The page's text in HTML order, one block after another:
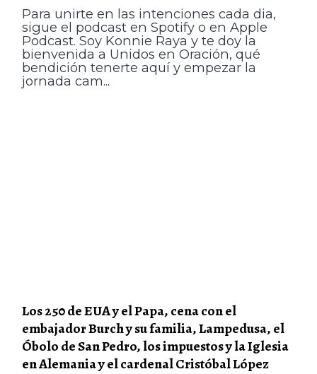
Para unirte en las intenciones cada dia,
sigue el podcast en Spotify o en Apple
Podcast. Soy Konnie Raya y te doy la
bienvenida a Unidos en Oración, qué
bendición tenerte aquí y empezar la
jornada cam...
Los 250 de EUA y el Papa, cena con el
embajador Burch y su familia, Lampedusa, el
Óbolo de San Pedro, los impuestos y la Iglesia
en Alemania y el cardenal Cristóbal López